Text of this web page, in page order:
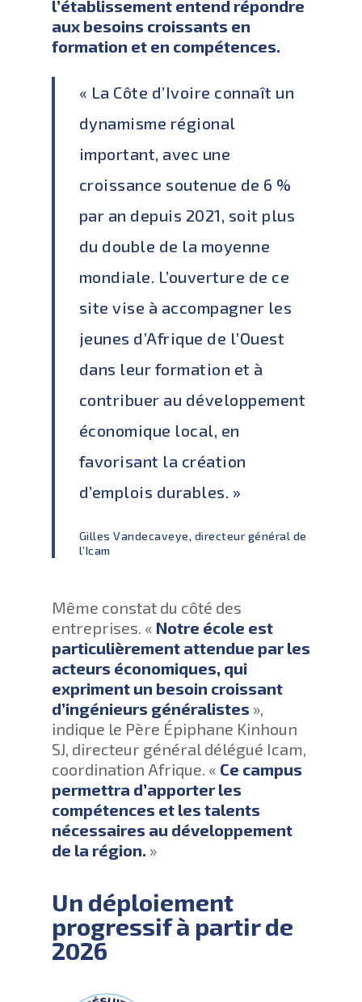
l’établissement entend répondre
aux besoins croissants en
formation et en compétences.
« La Côte d’Ivoire connaît un
dynamisme régional
important, avec une
croissance soutenue de 6 %
par an depuis 2021, soit plus
du double de la moyenne
mondiale. L’ouverture de ce
site vise à accompagner les
jeunes d’Afrique de l’Ouest
dans leur formation et à
contribuer au développement
économique local, en
favorisant la création
d’emplois durables. »
Gilles Vandecaveye, directeur général de
l’Icam
Même constat du côté des
entreprises. « Notre école est
particulièrement attendue par les
acteurs économiques, qui
expriment un besoin croissant
d’ingénieurs généralistes »,
indique le Père Épiphane Kinhoun
SJ, directeur général délégué Icam,
coordination Afrique. « Ce campus
permettra d’apporter les
compétences et les talents
nécessaires au développement
de la région. »
Un déploiement
progressif à partir de
2026